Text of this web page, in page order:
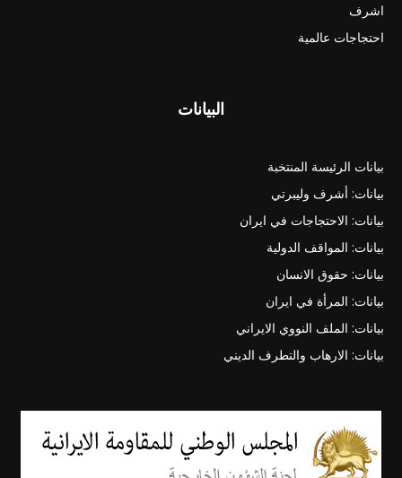
اشرف
احتجاجات عالمية
البيانات
بيانات الرئيسة المنتخبة
بيانات: أشرف وليبرتي
بيانات: الاحتجاجات في ايران
بيانات: المواقف الدولية
بيانات: حقوق الانسان
بيانات: المرأة في ايران
بيانات: الملف النووي الايراني
بيانات: الارهاب والتطرف الديني